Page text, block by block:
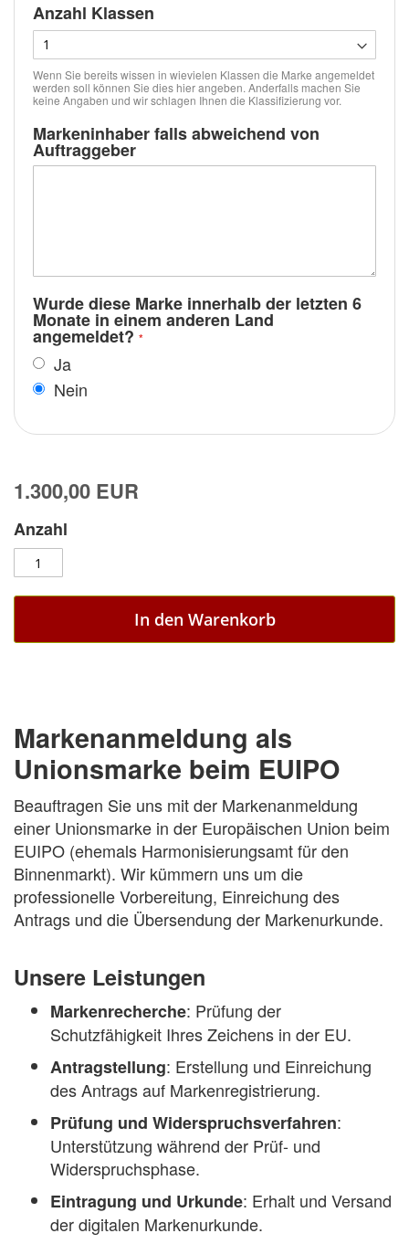
Anzahl Klassen
Wenn Sie bereits wissen in wievielen Klassen die Marke angemeldet
werden soll können Sie dies hier angeben. Anderfalls machen Sie
keine Angaben und wir schlagen Ihnen die Klassifizierung vor.
Markeninhaber falls abweichend von
Auftraggeber
Wurde diese Marke innerhalb der letzten 6
Monate in einem anderen Land
angemeldet?
Ja
Nein
1.300,00 EUR
Anzahl
In den Warenkorb
Markenanmeldung als
Unionsmarke beim EUIPO
Beauftragen Sie uns mit der Markenanmeldung
einer Unionsmarke in der Europäischen Union beim
EUIPO (ehemals Harmonisierungsamt für den
Binnenmarkt). Wir kümmern uns um die
professionelle Vorbereitung, Einreichung des
Antrags und die Übersendung der Markenurkunde.
Unsere Leistungen
Markenrecherche: Prüfung der
Schutzfähigkeit Ihres Zeichens in der EU.
Antragstellung: Erstellung und Einreichung
des Antrags auf Markenregistrierung.
Prüfung und Widerspruchsverfahren:
Unterstützung während der Prüf- und
Widerspruchsphase.
Eintragung und Urkunde: Erhalt und Versand
der digitalen Markenurkunde.